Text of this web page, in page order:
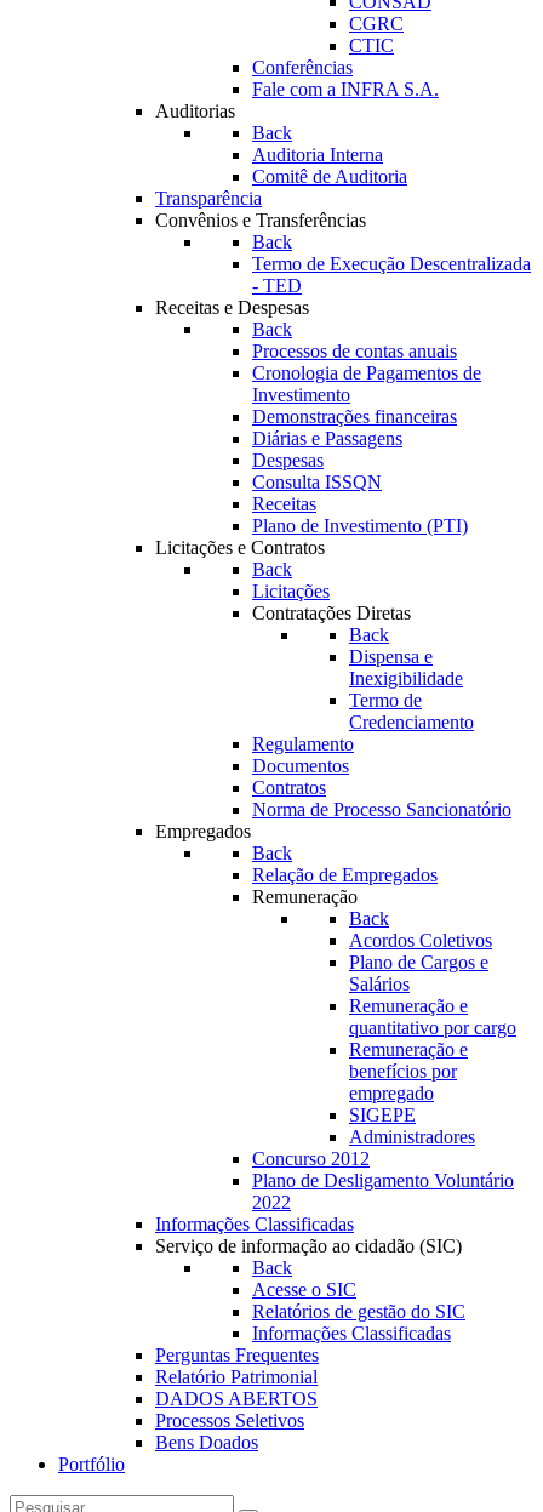
CGRC
CTIC
Conferências
Fale com a INFRA S.A.
Auditorias
Back
Auditoria Interna
Comitê de Auditoria
Transparência
Convênios e Transferências
Back
Termo de Execução Descentralizada
- TED
Receitas e Despesas
Back
Processos de contas anuais
Cronologia de Pagamentos de
Investimento
Demonstrações financeiras
Diárias e Passagens
Despesas
Consulta ISSQN
Receitas
Plano de Investimento (PTI)
Licitações e Contratos
Back
Licitações
Contratações Diretas
Back
Dispensa e
Inexigibilidade
Termo de
Credenciamento
Regulamento
Documentos
Contratos
Norma de Processo Sancionatório
Empregados
Back
Relação de Empregados
Remuneração
Back
Acordos Coletivos
Plano de Cargos e
Salários
Remuneração e
quantitativo por cargo
Remuneração e
benefícios por
empregado
SIGEPE
Administradores
Concurso 2012
Plano de Desligamento Voluntário
2022
Informações Classificadas
Serviço de informação ao cidadão (SIC)
Back
Acesse o SIC
Relatórios de gestão do SIC
Informações Classificadas
Perguntas Frequentes
Relatório Patrimonial
DADOS ABERTOS
Processos Seletivos
Bens Doados
Portfólio